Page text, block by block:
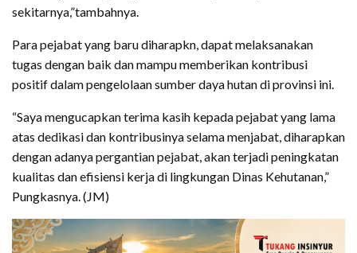
sekitarnya,”tambahnya.
Para pejabat yang baru diharapkn, dapat melaksanakan
tugas dengan baik dan mampu memberikan kontribusi
positif dalam pengelolaan sumber daya hutan di provinsi ini.
“Saya mengucapkan terima kasih kepada pejabat yang lama
atas dedikasi dan kontribusinya selama menjabat, diharapkan
dengan adanya pergantian pejabat, akan terjadi peningkatan
kualitas dan efisiensi kerja di lingkungan Dinas Kehutanan,”
Pungkasnya. (JM)